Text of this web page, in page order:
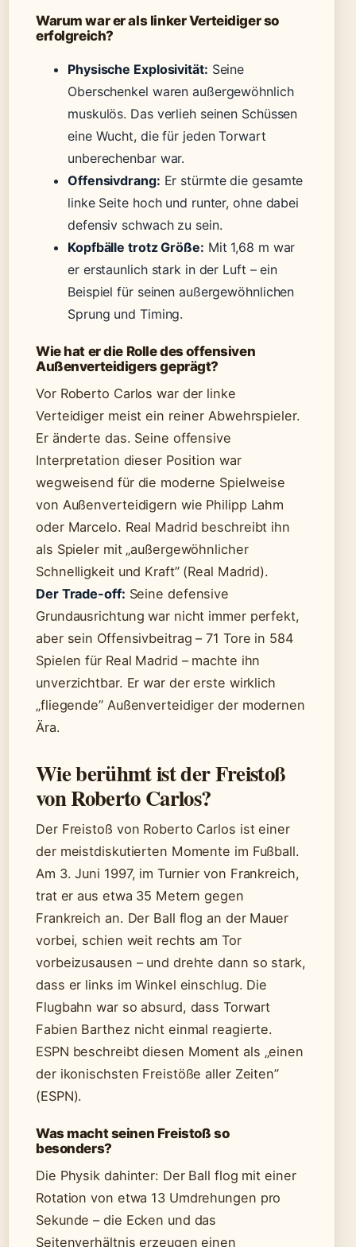
Warum war er als linker Verteidiger so
erfolgreich?
Physische Explosivität: Seine
Oberschenkel waren außergewöhnlich
muskulös. Das verlieh seinen Schüssen
eine Wucht, die für jeden Torwart
unberechenbar war.
Offensivdrang: Er stürmte die gesamte
linke Seite hoch und runter, ohne dabei
defensiv schwach zu sein.
Kopfbälle trotz Größe: Mit 1,68 m war
er erstaunlich stark in der Luft – ein
Beispiel für seinen außergewöhnlichen
Sprung und Timing.
Wie hat er die Rolle des offensiven
Außenverteidigers geprägt?
Vor Roberto Carlos war der linke
Verteidiger meist ein reiner Abwehrspieler.
Er änderte das. Seine offensive
Interpretation dieser Position war
wegweisend für die moderne Spielweise
von Außenverteidigern wie Philipp Lahm
oder Marcelo. Real Madrid beschreibt ihn
als Spieler mit „außergewöhnlicher
Schnelligkeit und Kraft” (Real Madrid).
Der Trade-off: Seine defensive
Grundausrichtung war nicht immer perfekt,
aber sein Offensivbeitrag – 71 Tore in 584
Spielen für Real Madrid – machte ihn
unverzichtbar. Er war der erste wirklich
„fliegende” Außenverteidiger der modernen
Ära.
Wie berühmt ist der Freistoß
von Roberto Carlos?
Der Freistoß von Roberto Carlos ist einer
der meistdiskutierten Momente im Fußball.
Am 3. Juni 1997, im Turnier von Frankreich,
trat er aus etwa 35 Metern gegen
Frankreich an. Der Ball flog an der Mauer
vorbei, schien weit rechts am Tor
vorbeizusausen – und drehte dann so stark,
dass er links im Winkel einschlug. Die
Flugbahn war so absurd, dass Torwart
Fabien Barthez nicht einmal reagierte.
ESPN beschreibt diesen Moment als „einen
der ikonischsten Freistöße aller Zeiten”
(ESPN).
Was macht seinen Freistoß so
besonders?
Die Physik dahinter: Der Ball flog mit einer
Rotation von etwa 13 Umdrehungen pro
Sekunde – die Ecken und das
Seitenverhältnis erzeugen einen